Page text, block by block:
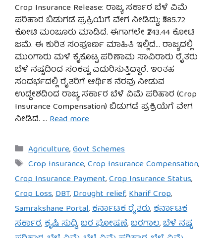
Crop Insurance Release: ರಾಜ್ಯ ಸರ್ಕಾರ ಬೆಳೆ ವಿಮೆ
ಪರಿಹಾರ ಬಿಡುಗಡೆ ಪ್ರಕ್ರಿಯೆಗೆ ವೇಗ ನೀಡಿದ್ದು; ₹585.72
ಕೋಟಿ ಮಂಜೂರು ಮಾಡಿದೆ. ಈಗಾಗಲೇ ₹243.44 ಕೋಟಿ
ಜಮೆ. ಈ ಕುರಿತ ಸಂಪೂರ್ಣ ಮಾಹಿತಿ ಇಲ್ಲಿದೆ… ರಾಜ್ಯದಲ್ಲಿ
ಮುಂಗಾರು ಮಳೆ ಕೈಕೊಟ್ಟ ಪರಿಣಾಮ ಸಾವಿರಾರು ರೈತರು
ಬೆಳೆ ನಷ್ಟದಿಂದ ಸಂಕಷ್ಟ ಎದುರಿಸುತ್ತಿದ್ದಾರೆ. ಇಂತಹ
ಸಂದರ್ಭದಲ್ಲಿ ರೈತರಿಗೆ ಆರ್ಥಿಕ ನೆರವು ನೀಡುವ
ಉದ್ದೇಶದಿಂದ ರಾಜ್ಯ ಸರ್ಕಾರ ಬೆಳೆ ವಿಮೆ ಪರಿಹಾರ (Crop
Insurance Compensation) ಬಿಡುಗಡೆ ಪ್ರಕ್ರಿಯೆಗೆ ವೇಗ
ನೀಡಿದೆ. … Read more
Categories
Agriculture,Govt Schemes
Tags
Crop Insurance,Crop Insurance Compensation,
Crop Insurance Payment,Crop Insurance Status,
Crop Loss,DBT,Drought relief,Kharif Crop,
Samrakshane Portal,ಕರ್ನಾಟಕ ರೈತರು,ಕರ್ನಾಟಕ
ಸರ್ಕಾರ,ಕೃಷಿ ಸುದ್ದಿ,ಬರ ಘೋಷಣೆ,ಬರಗಾಲ,ಬೆಳೆ ನಷ್ಟ